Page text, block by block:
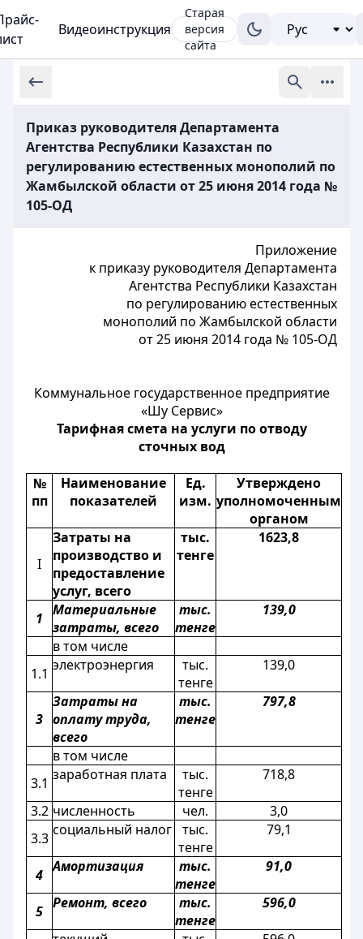
Видеоинструкция
Старая
версия
сайта
Приказ руководителя Департамента
Агентства Республики Казахстан по
регулированию естественных монополий по
Жамбылской области от 25 июня 2014 года №
105-ОД
Приложение
к приказу руководителя Департамента
Агентства Республики Казахстан
по регулированию естественных
монополий по Жамбылской области
от 25 июня 2014 года № 105-ОД
Коммунальное государственное предприятие
«Шу Сервис»
Тарифная смета на услуги по отводу
сточных вод
№
пп
Наименование
показателей
Ед.
изм.
Утверждено
уполномоченным
органом
I
Затраты на
производство и
предоставление
услуг, всего
тыс.
тенге
1623,8
1 Материальные
затраты, всего
тыс.
тенге
139,0
в том числе
1.1 электроэнергия
тыс.
тенге
139,0
3
Затраты на
оплату труда,
всего
тыс.
тенге
797,8
в том числе
3.1 заработная плата
тыс.
тенге
718,8
3.2 численность чел.
3,0
3.3 социальный налог тыс.
тенге
79,1
4 Амортизация
тыс.
тенге
91,0
5 Ремонт, всего
тыс.
тенге
596,0